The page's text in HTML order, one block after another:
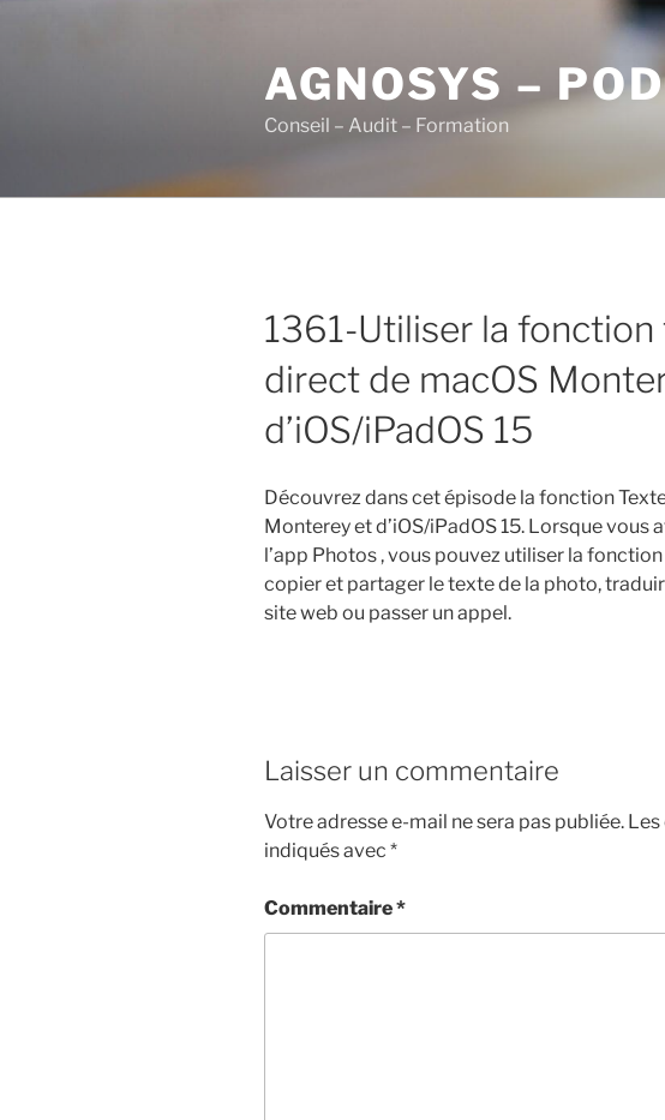
AGNOSYS –
Conseil – Audit – Formation
1361-Utiliser la fonction
direct de macOS
d’iOS/iPadOS 15
Découvrez dans cet épisode la fonction
Monterey et d’iOS/iPadOS 15. Lorsque vous
l’app Photos , vous pouvez utiliser la
copier et partager le texte de la photo,
site web ou passer un appel.
Laisser un commentaire
Votre adresse e-mail ne sera pas publiée.
indiqués avec *
Commentaire*